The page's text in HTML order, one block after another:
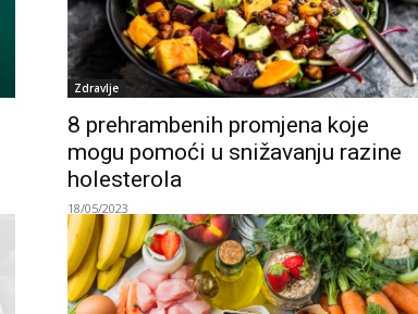
Zdravlje
8 prehrambenih promjena koje
mogu pomoći u snižavanju razine
holesterola
18/05/2023